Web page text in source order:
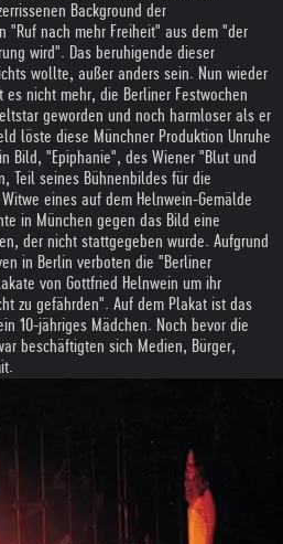
Background der
"Ruf nach mehr Freiheit" aus dem "der
wird". Das beruhigende dieser
wollte, außer anders sein. Nun wieder
es nicht mehr, die Berliner Festwochen
geworden und noch harmloser als er
löste diese Münchner Produktion Unruhe
Bild, "Epiphanie", des Wiener "Blut und
Teil seines Bühnenbildes für die
Witwe eines auf dem Helnwein-Gemälde
in München gegen das Bild eine
der nicht stattgegeben wurde. Aufgrund
in Berlin verboten die "Berliner
von Gottfried Helnwein um ihr
zu gefährden". Auf dem Plakat ist das
10-jähriges Mädchen. Noch bevor die
beschäftigten sich Medien, Bürger,